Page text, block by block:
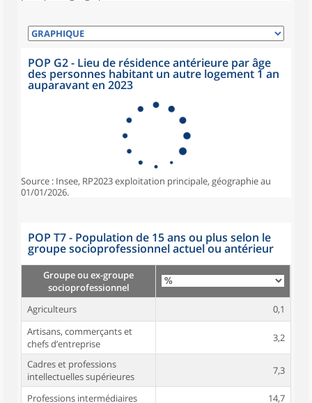
POP G2 - Lieu de résidence antérieure par âge
des personnes habitant un autre logement 1 an
auparavant en 2023
Source : Insee, RP2023 exploitation principale, géographie au
01/01/2026.
POP T7 - Population de 15 ans ou plus selon le
groupe socioprofessionnel actuel ou antérieur
Groupe ou ex-groupe
socioprofessionnel
Agriculteurs
0,1
Artisans, commerçants et
chefs d’entreprise
3,2
Cadres et professions
intellectuelles supérieures
7,3
Professions intermédiaires
14,7